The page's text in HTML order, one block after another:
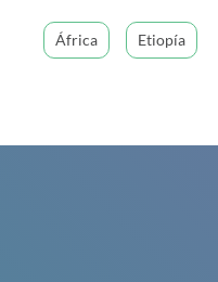
África Etiopía